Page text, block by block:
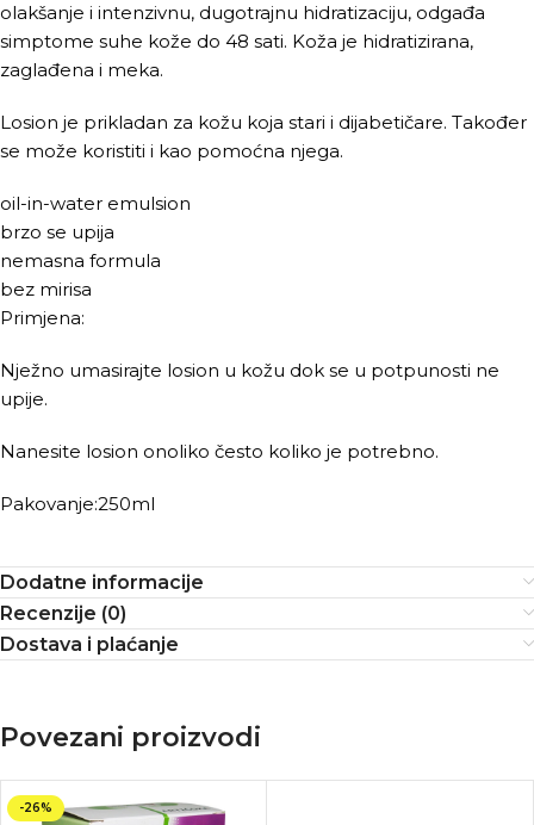
olakšanje i intenzivnu, dugotrajnu hidratizaciju, odgađa
simptome suhe kože do 48 sati. Koža je hidratizirana,
zaglađena i meka.
Losion je prikladan za kožu koja stari i dijabetičare. Također
se može koristiti i kao pomoćna njega.
oil-in-water emulsion
brzo se upija
nemasna formula
bez mirisa
Primjena:
Nježno umasirajte losion u kožu dok se u potpunosti ne
upije.
Nanesite losion onoliko često koliko je potrebno.
Pakovanje:250ml
Dodatne informacije
Recenzije (0)
Dostava i plaćanje
Povezani proizvodi
-26%